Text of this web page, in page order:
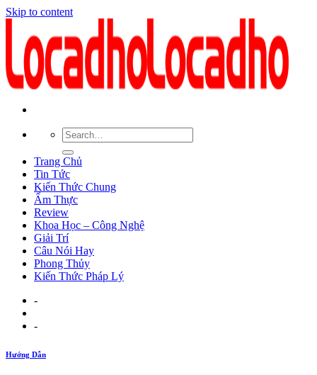
Skip to content
Trang Chủ
Tin Tức
Kiến Thức Chung
Ẩm Thực
Review
Khoa Học – Công Nghệ
Giải Trí
Câu Nói Hay
Phong Thủy
Kiến Thức Pháp Lý
-
-
Hướng Dẫn